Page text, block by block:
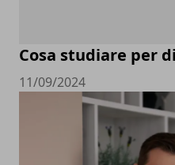
Cosa studiare per
11/09/2024